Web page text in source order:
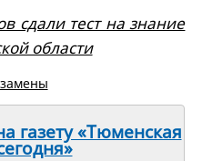
сдали тест на знание
области
газету «Тюменская